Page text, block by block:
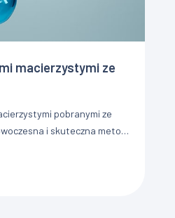
macierzystymi ze
pobranymi ze
i skuteczna metoda
regenerację tkanek,